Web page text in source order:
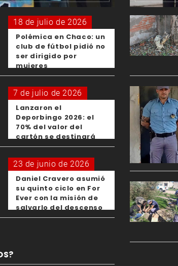
18 de julio de 2026
Polémica en Chaco: un
club de fútbol pidió no
ser dirigido por
mujeres
7 de julio de 2026
Lanzaron el
Deporbingo 2026: el
70% del valor del
cartón se destinará
para los clubes
23 de junio de 2026
Daniel Cravero asumió
su quinto ciclo en For
Ever con la misión de
salvarlo del descenso